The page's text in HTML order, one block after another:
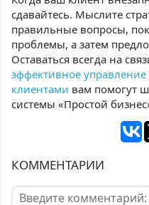
сдавайтесь. Мыслите
правильные вопросы,
проблемы, а затем
Оставаться всегда на
эффективное
клиентами вам помогут
системы «Простой
КОММЕНТАРИИ